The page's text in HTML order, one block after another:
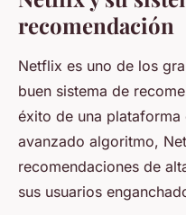
recomendación
Netflix es uno de los
buen sistema de
éxito de una plataforma
avanzado algoritmo,
recomendaciones de
sus usuarios